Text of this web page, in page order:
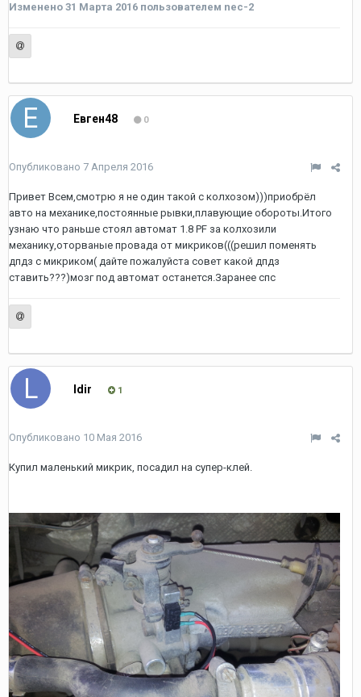
Изменено 31 Марта 2016 пользователем nec-2
Евген48 0
Опубликовано 7 Апреля 2016
Привет Всем,смотрю я не один такой с колхозом)))приобрёл
авто на механике,постоянные рывки,плавующие обороты.Итого
узнаю что раньше стоял автомат 1.8 PF за колхозили
механику,оторваные провада от микриков(((решил поменять
дпдз с микриком( дайте пожалуйста совет какой дпдз
ставить???)мозг под автомат останется.Заранее спс
ldir 1
Опубликовано 10 Мая 2016
Купил маленький микрик, посадил на супер-клей.